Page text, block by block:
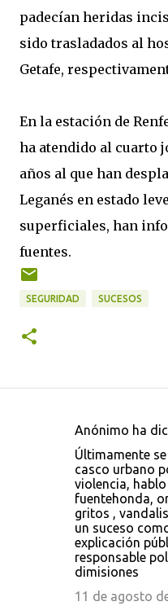
padecían heridas
sido trasladados al
Getafe,
En la estación de
ha atendido al cuarto
años al que han
Leganés en estado
superficiales, han
fuentes.
SEGURIDAD SUCESOS
Anónimo ha
Últimamente
casco urbano
violencia,
fuentehonda,
gritos ,
un suceso
explicación
responsable
dimisiones
11 de agosto